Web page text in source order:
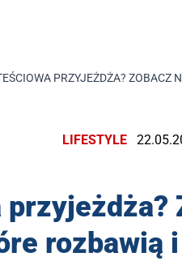
PRZYJEŻDŻA? ZOBACZ
LIFESTYLE
rozbawią